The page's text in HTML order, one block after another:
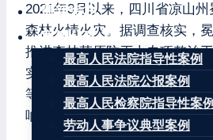
最新发布
案例分享
最高人民法院指导性案例
最高人民法院公报案例
最高人民检察院指导性案例
劳动人事争议典型案例
2021年3月以来，四川省凉山
森林火情火灾。据调查核实，
推进森林草原防灭火专项整治
实森林草原防灭火决策部署不
等问题，造成森林草原资源严
响。